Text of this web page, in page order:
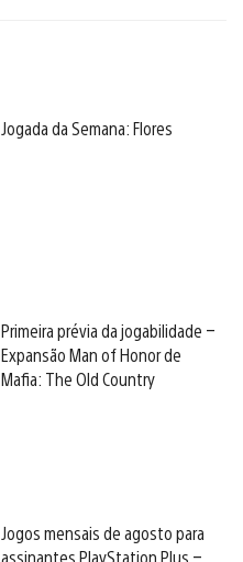
Jogada da Semana: Flores
Primeira prévia da jogabilidade –
Expansão Man of Honor de
Mafia: The Old Country
Jogos mensais de agosto para